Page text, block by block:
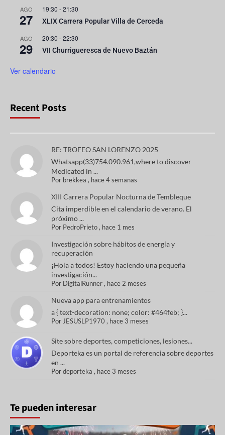
AGO
27
19:30 -21:30
XLIX Carrera Popular Villa de Cerceda
AGO
29
20:30 -22:30
VII Churrigueresca de Nuevo Baztán
Ver calendario
Recent Posts
RE: TROFEO SAN LORENZO 2025
Whatsapp(33)754.090.961,where to discover
Medicated in ...
Por brekkea , hace 4 semanas
XIII Carrera Popular Nocturna de Tembleque
Cita imperdible en el calendario de verano. El
próximo ...
Por PedroPrieto, hace 1 mes
Investigación sobre hábitos de energía y
recuperación
¡Hola a todos! Estoy haciendo una pequeña
investigación...
Por DigitalRunner, hace 2 meses
Nueva app para entrenamientos
a { text-decoration: none; color: #464feb; }...
Por JESUSLP1970 , hace 3 meses
Site sobre deportes, competiciones, lesiones...
Deporteka es un portal de referencia sobre deportes
en ...
Pordeporteka , hace 3 meses
Te pueden interesar